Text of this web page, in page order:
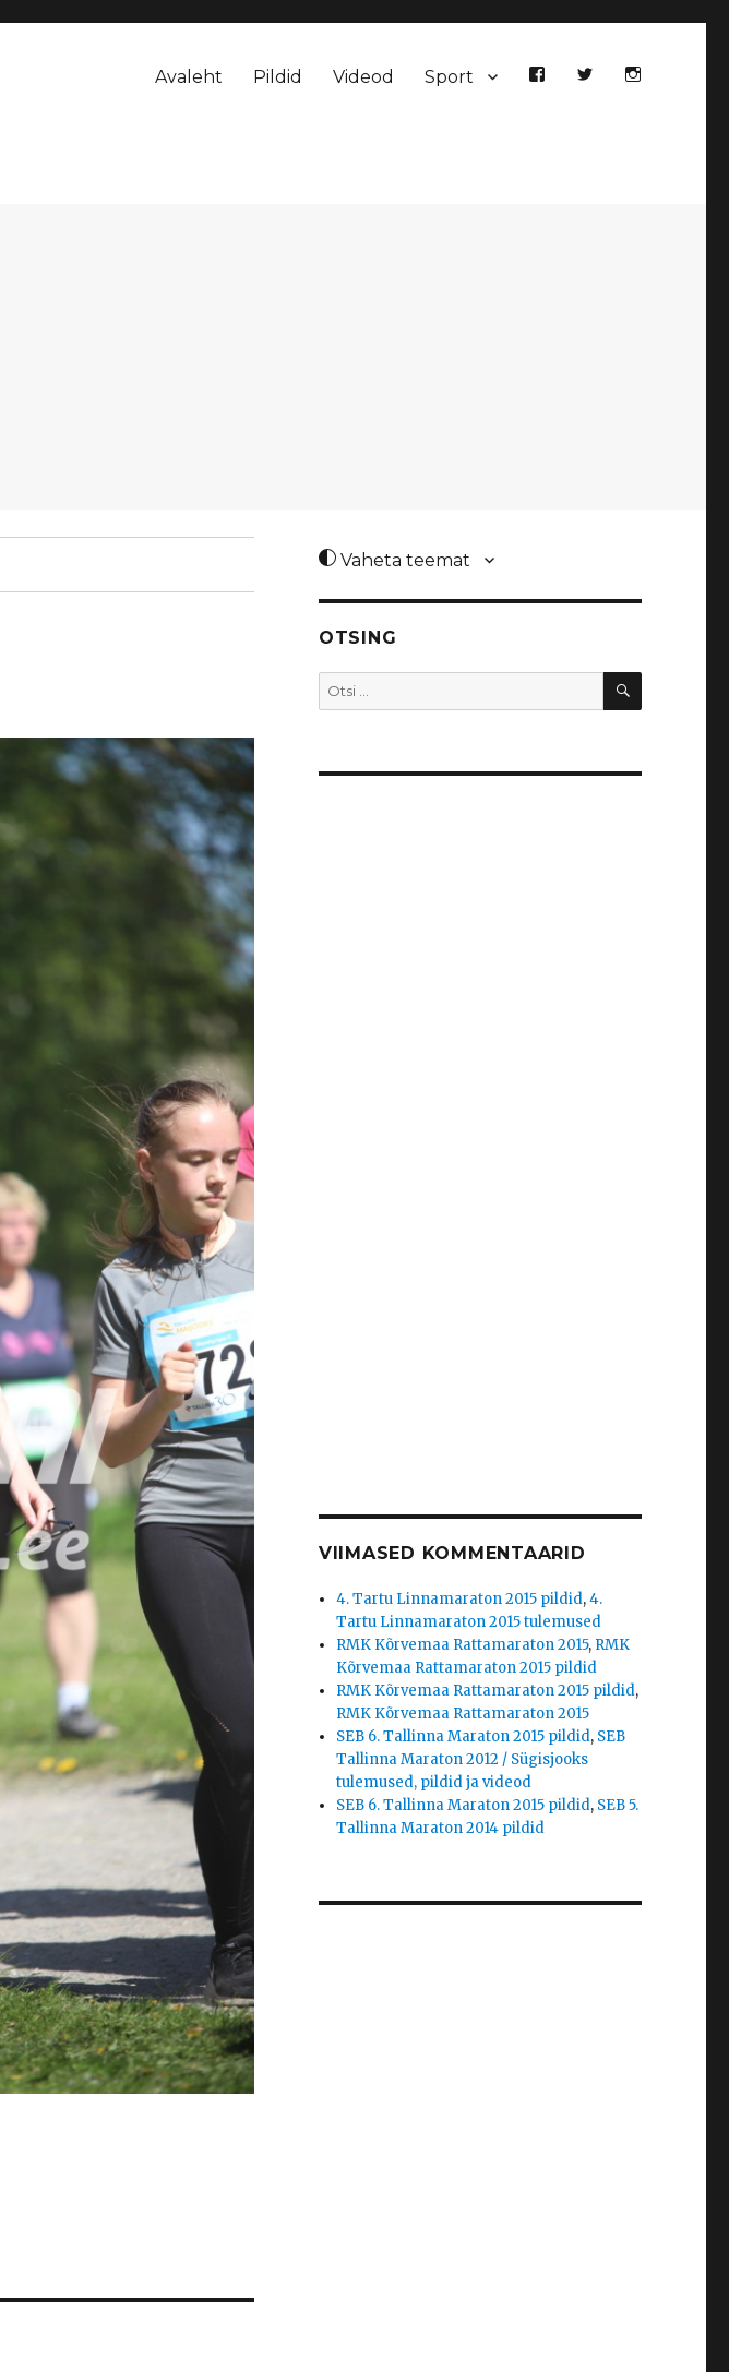
Avaleht Pildid Videod Sport
Vaheta teemat
OTSING
Otsi: OTSI
VIIMASED KOMMENTAARID
4. Tartu Linnamaraton 2015 pildid,4.
Tartu Linnamaraton 2015 tulemused
RMK Kõrvemaa Rattamaraton 2015, RMK
Kõrvemaa Rattamaraton 2015 pildid
RMK Kõrvemaa Rattamaraton 2015 pildid,
RMK Kõrvemaa Rattamaraton 2015
SEB 6. Tallinna Maraton 2015 pildid, SEB
Tallinna Maraton 2012 / Sügisjooks
tulemused, pildid ja videod
SEB 6. Tallinna Maraton 2015 pildid, SEB 5.
Tallinna Maraton 2014 pildid